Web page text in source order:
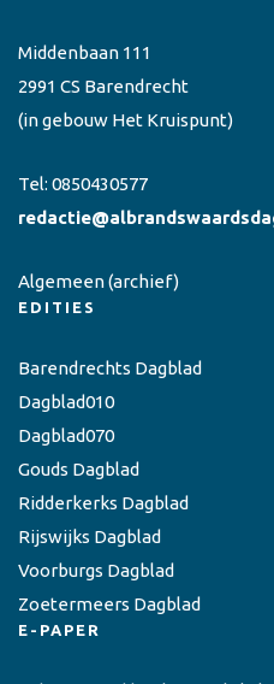
Middenbaan 111
2991 CS Barendrecht
(in gebouw Het Kruispunt)
Tel: 0850430577
Algemeen(archief)
EDITIES
Barendrechts Dagblad
Dagblad010
Dagblad070
Gouds Dagblad
Ridderkerks Dagblad
Rijswijks Dagblad
Voorburgs Dagblad
Zoetermeers Dagblad
E-PAPER